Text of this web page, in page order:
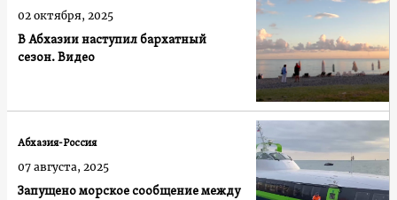
В Абхазии наступил бархатный
сезон. Видео
02 октября, 2025
Запущено морское сообщение между
Абхазия-Россия
07 августа, 2025